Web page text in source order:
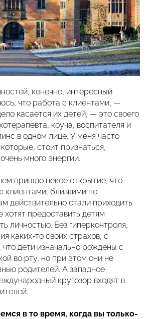
конечно, интересный
что работа с клиентами, —
касается их детей, — это своего
коуча, воспитателя и
в одном лице. У меня часто
стоит признаться,
много энергии.
пришло некое открытие, что
клиентами, близкими по
действительно стали приходить
хотят предоставить детям
личностью. Без гиперконтроля,
каких-то своих страхов, с
что дети изначально рождены с
во рту, но при этом они не
родителей. А западное
кругозор входят в
в то время, когда вы только-